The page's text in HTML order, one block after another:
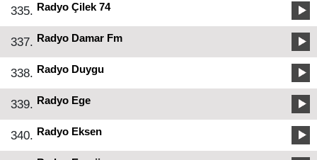
335. Radyo Çilek 74
337. Radyo Damar Fm
338. Radyo Duygu
339. Radyo Ege
340. Radyo Eksen